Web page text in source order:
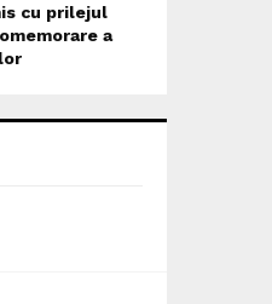
cu prilejul
a